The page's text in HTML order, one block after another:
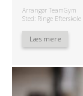
Arrangør TeamGym
Sted: Ringe Efterskole
Læs mere